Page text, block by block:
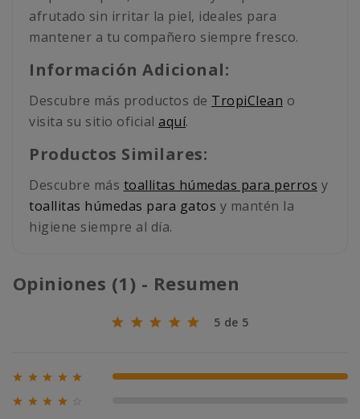
afrutado sin irritar la piel, ideales para
mantener a tu compañero siempre fresco.
Información Adicional:
Descubre más productos de TropiClean o
visita su sitio oficial aquí.
Productos Similares:
Descubre más toallitas húmedas para perros y
toallitas húmedas para gatos y mantén la
higiene siempre al día.
Opiniones (1) - Resumen
5 de 5
     100% (1)
   